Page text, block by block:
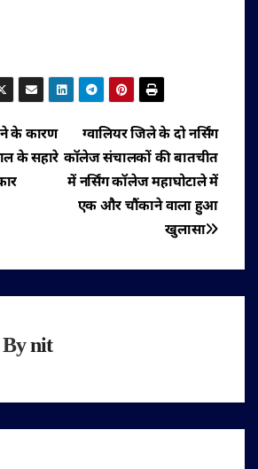
ग्वालियर जिले के दो नर्सिंग
कॉलेज संचालकों की बातचीत
में नर्सिंग कॉलेज महाघोटाले में
एक और चौंकाने वाला हुआ
खुलासा
के कारण
के सहारे
Bynit